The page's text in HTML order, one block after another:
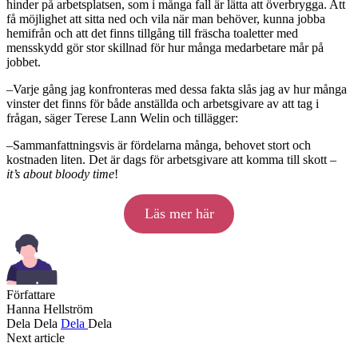
hinder på arbetsplatsen, som i många fall är lätta att överbrygga. Att
få möjlighet att sitta ned och vila när man behöver, kunna jobba
hemifrån och att det finns tillgång till fräscha toaletter med
mensskydd gör stor skillnad för hur många medarbetare mår på
jobbet.
–Varje gång jag konfronteras med dessa fakta slås jag av hur många
vinster det finns för både anställda och arbetsgivare av att tag i
frågan, säger Terese Lann Welin och tillägger:
–Sammanfattningsvis är fördelarna många, behovet stort och
kostnaden liten. Det är dags för arbetsgivare att komma till skott –
it’s about bloody time!
Läs mer här
Författare
Hanna Hellström
Dela Dela Dela Dela
Next article